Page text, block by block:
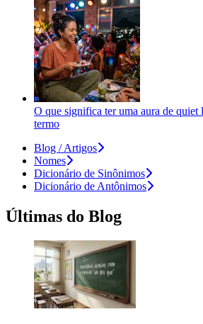
O que significa ter uma aura de quiet
termo
Blog / Artigos
Nomes
Dicionário de Sinônimos
Dicionário de Antônimos
Últimas do Blog